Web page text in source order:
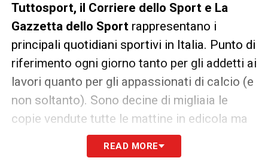
Tuttosport, il Corriere dello Sport e La
Gazzetta dello Sportrappresentano i
principali quotidiani sportivi in Italia. Punto di
riferimento ogni giorno tanto per gli addetti ai
lavori quanto per gli appassionati di calcio (e
non soltanto). Sono decine di migliaia le
copie vendute tutte le mattine in edicola ma
un’anteprima dei principali contenuti può
essere consultata già dalla sera precedente.
READ MORE